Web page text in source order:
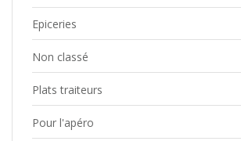
Epiceries
Non classé
Plats traiteurs
Pour l'apéro